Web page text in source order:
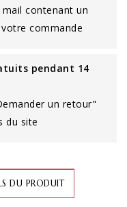
contenant un
commande
pendant 14
un retour"
du site
DU PRODUIT